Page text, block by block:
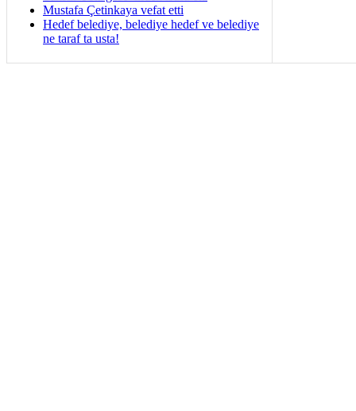
Mustafa Çetinkaya vefat etti
Hedef belediye, belediye hedef ve belediye
ne taraf ta usta!